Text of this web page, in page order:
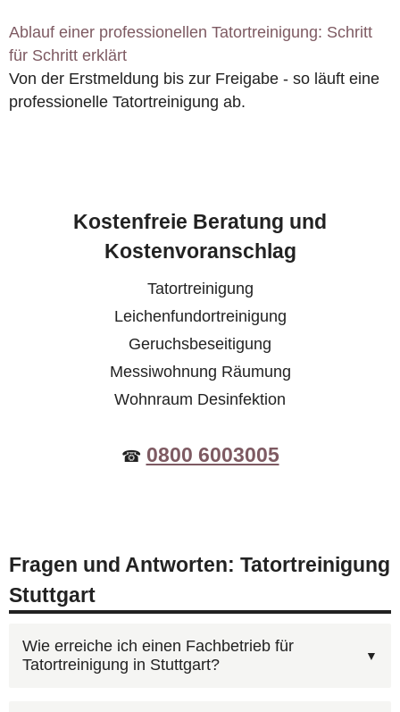
Ablauf einer professionellen Tatortreinigung: Schritt
für Schritt erklärt
Von der Erstmeldung bis zur Freigabe - so läuft eine
professionelle Tatortreinigung ab.
Kostenfreie Beratung und
Kostenvoranschlag
Tatortreinigung
Leichenfundortreinigung
Geruchsbeseitigung
Messiwohnung Räumung
Wohnraum Desinfektion
☎ 0800 6003005
Fragen und Antworten: Tatortreinigung
Stuttgart
Wie erreiche ich einen Fachbetrieb für
Tatortreinigung in Stuttgart?